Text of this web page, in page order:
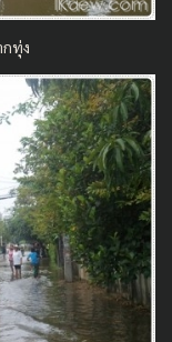
ทุ่ง